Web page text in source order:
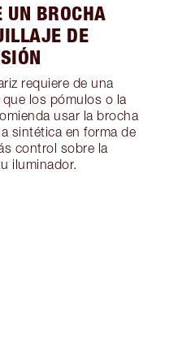
UN BROCHA
DE
requiere de una
los pómulos o la
usar la brocha
sintética en forma de
control sobre la
iluminador.